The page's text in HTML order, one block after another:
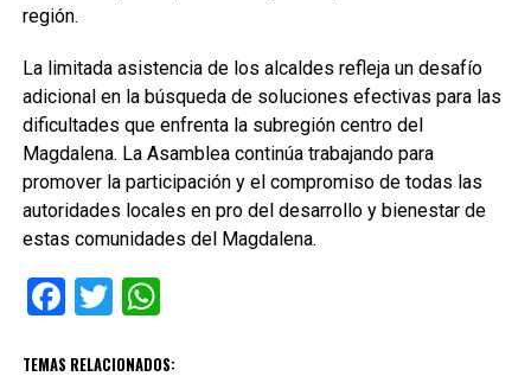
región.
La limitada asistencia de los alcaldes refleja un desafío
adicional en la búsqueda de soluciones efectivas para las
dificultades que enfrenta la subregión centro del
Magdalena. La Asamblea continúa trabajando para
promover la participación y el compromiso de todas las
autoridades locales en pro del desarrollo y bienestar de
estas comunidades del Magdalena.
Facebook
TwitterWhatsApp
TEMAS RELACIONADOS: